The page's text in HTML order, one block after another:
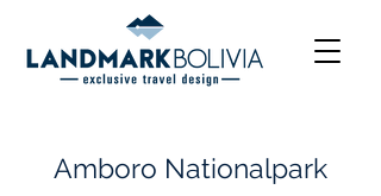
Amboro Nationalpark